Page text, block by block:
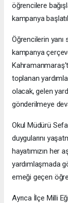
öğrencilere
kampanya
Öğrencilerin yanı
kampanya
toplanan
olacak, gelen
gönderilmeye
Okul Müdürü
duygularını
hayatımızın her
yardımlaşmada
emeği geçen
Ayrıca İlçe Milli